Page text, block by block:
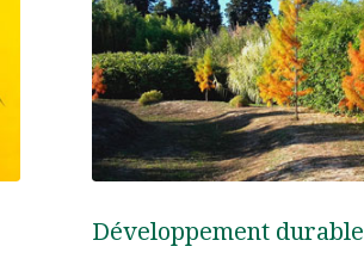
Développement durable